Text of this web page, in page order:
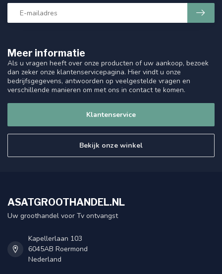
Meer informatie
Als u vragen heeft over onze producten of uw aankoop, bezoek
dan zeker onze klantenservicepagina. Hier vindt u onze
bedrijfsgegevens, antwoorden op veelgestelde vragen en
verschillende manieren om met ons in contact te komen.
Klantenservice
Bekijk onze winkel
ASATGROOTHANDEL.NL
Uw groothandel voor Tv ontvangst
Kapellerlaan 103
6045AB Roermond
Nederland